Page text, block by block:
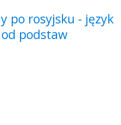
po rosyjsku - język
podstaw